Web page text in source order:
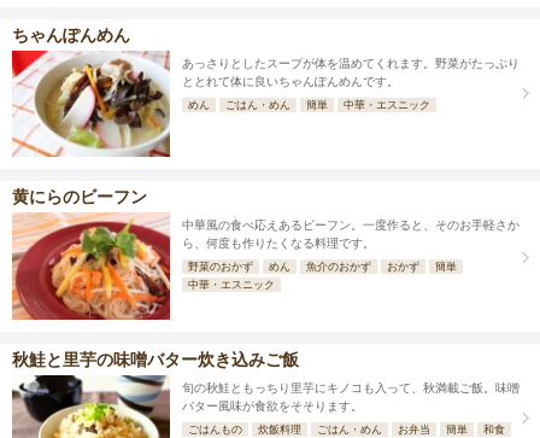
ちゃんぽんめん
あっさりとしたスープが体を温めてくれます。野菜がたっぷり
ととれて体に良いちゃんぽんめんです。
めん ごはん・めん 簡単 中華・エスニック
黄にらのビーフン
中華風の食べ応えあるビーフン。一度作ると、そのお手軽さか
ら、何度も作りたくなる料理です。
野菜のおかず めん 魚介のおかず おかず
簡単
中華・エスニック
秋鮭と里芋の味噌バター炊き込みご飯
旬の秋鮭ともっちり里芋にキノコも入って、秋満載ご飯。味噌
バター風味が食欲をそそります。
ごはんもの 炊飯料理 ごはん・めん お弁当 簡単 和食